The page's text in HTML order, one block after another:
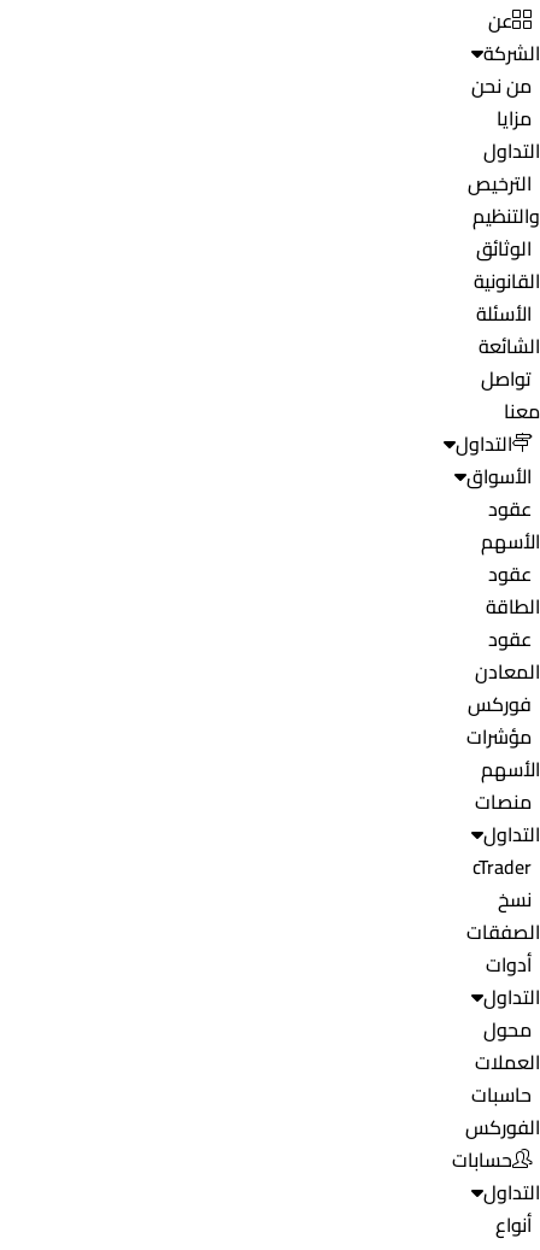
عن
الشركة
من نحن
مزايا
التداول
الترخيص
والتنظيم
الوثائق
القانونية
الأسئلة
الشائعة
تواصل
معنا
التداول
الأسواق
عقود
الأسهم
عقود
الطاقة
عقود
المعادن
فوركس
مؤشرات
الأسهم
منصات
التداول
cTrader
نسخ
الصفقات
أدوات
التداول
محول
العملات
حاسبات
الفوركس
حسابات
التداول
أنواع